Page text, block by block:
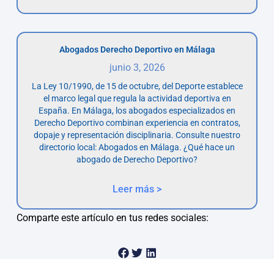
Abogados Derecho Deportivo en Málaga
junio 3, 2026
La Ley 10/1990, de 15 de octubre, del Deporte establece
el marco legal que regula la actividad deportiva en
España. En Málaga, los abogados especializados en
Derecho Deportivo combinan experiencia en contratos,
dopaje y representación disciplinaria. Consulte nuestro
directorio local: Abogados en Málaga. ¿Qué hace un
abogado de Derecho Deportivo?
Leer más >
Comparte este artículo en tus redes sociales: